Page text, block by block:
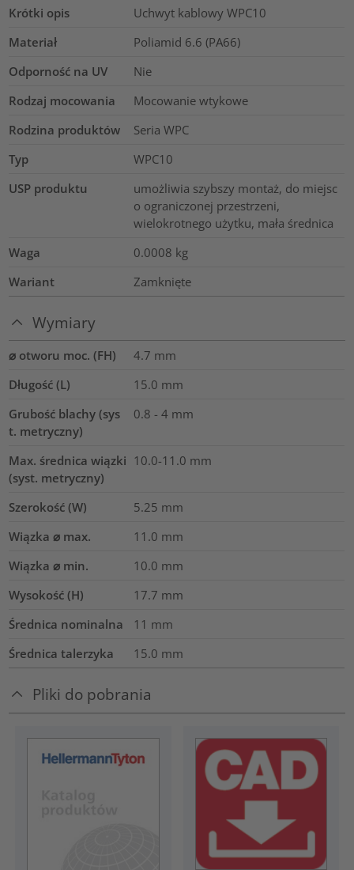
Krótki opis
Uchwyt kablowy WPC10
Materiał
Poliamid 6.6 (PA66)
Odporność na UV
Nie
Rodzaj mocowania
Mocowanie wtykowe
Rodzina produktów
Seria WPC
Typ
WPC10
USP produktu
umożliwia szybszy montaż, do miejsc
o ograniczonej przestrzeni,
wielokrotnego użytku, mała średnica
Waga
0.0008 kg
Wariant
Zamknięte
Wymiary
⌀ otworu moc. (FH)
4.7 mm
Długość (L)
15.0 mm
Grubość blachy (sys
t. metryczny)
0.8 - 4 mm
Max. średnica wiązki
(syst. metryczny)
10.0-11.0 mm
Szerokość (W) 5.25 mm
Wiązka ⌀ max.
11.0 mm
Wiązka ⌀ min.
10.0 mm
Wysokość (H)
17.7 mm
Średnica nominalna
11 mm
Średnica talerzyka
15.0 mm
Pliki do pobrania